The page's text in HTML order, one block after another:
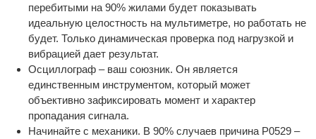
перебитыми на 90% жилами будет показывать
идеальную целостность на мультиметре, но работать не
будет. Только динамическая проверка под нагрузкой и
вибрацией дает результат.
Осциллограф – ваш союзник. Он является
единственным инструментом, который может
объективно зафиксировать момент и характер
пропадания сигнала.
Начинайте с механики. В 90% случаев причина P0529 –